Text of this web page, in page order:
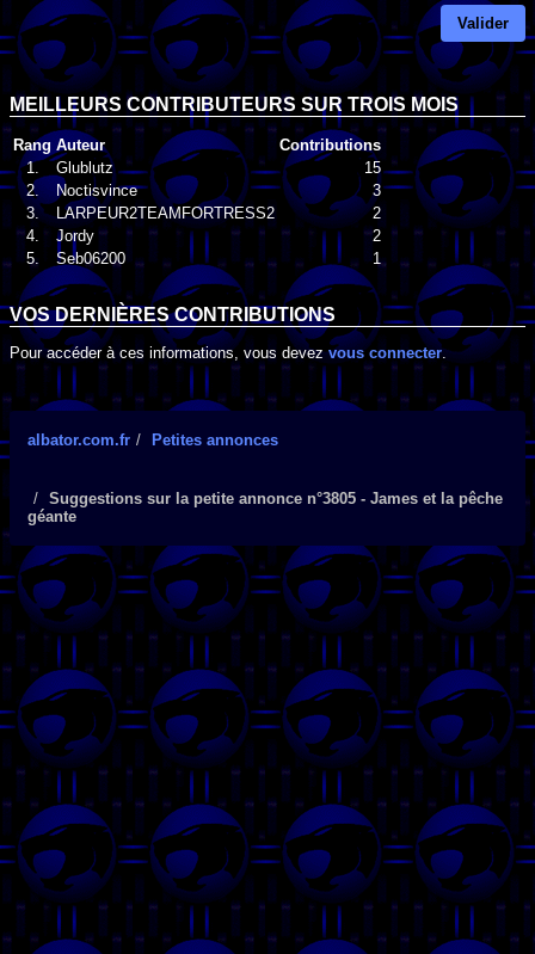
Valider
MEILLEURS CONTRIBUTEURS SUR TROIS MOIS
Rang Auteur
Contributions
1.
Glublutz
15
2.
Noctisvince
3
3.
LARPEUR2TEAMFORTRESS2
2
4.
Jordy
2
5.
Seb06200 1
VOS DERNIÈRES CONTRIBUTIONS
Pour accéder à ces informations, vous devezvous connecter.
albator.com.fr Petites annonces
Suggestions sur la petite annonce n°3805 - James et la pêche
géante